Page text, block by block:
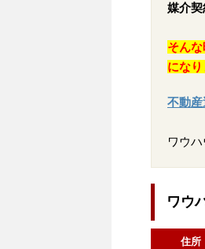
媒介契
そん
になり
不動
ワウ
ワウ
住所